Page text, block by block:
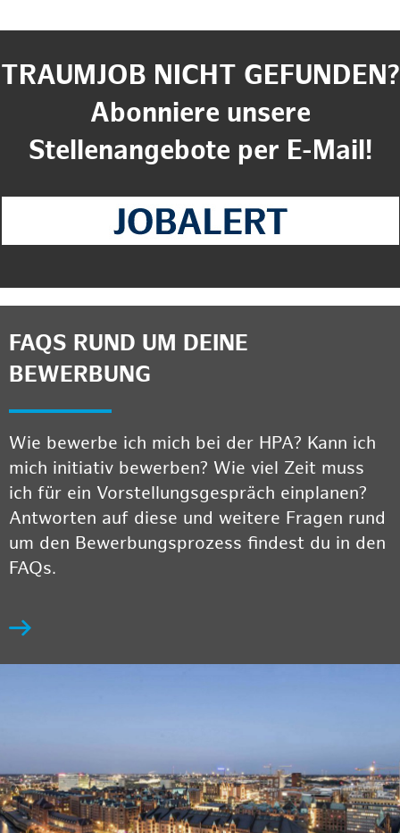
TRAUMJOB NICHT GEFUNDEN?
Abonniere unsere
Stellenangebote per E-Mail!
FAQS RUND UM DEINE
BEWERBUNG
Wie bewerbe ich mich bei der HPA? Kann ich
mich initiativ bewerben? Wie viel Zeit muss
ich für ein Vorstellungsgespräch einplanen?
Antworten auf diese und weitere Fragen rund
um den Bewerbungsprozess findest du in den
FAQs.